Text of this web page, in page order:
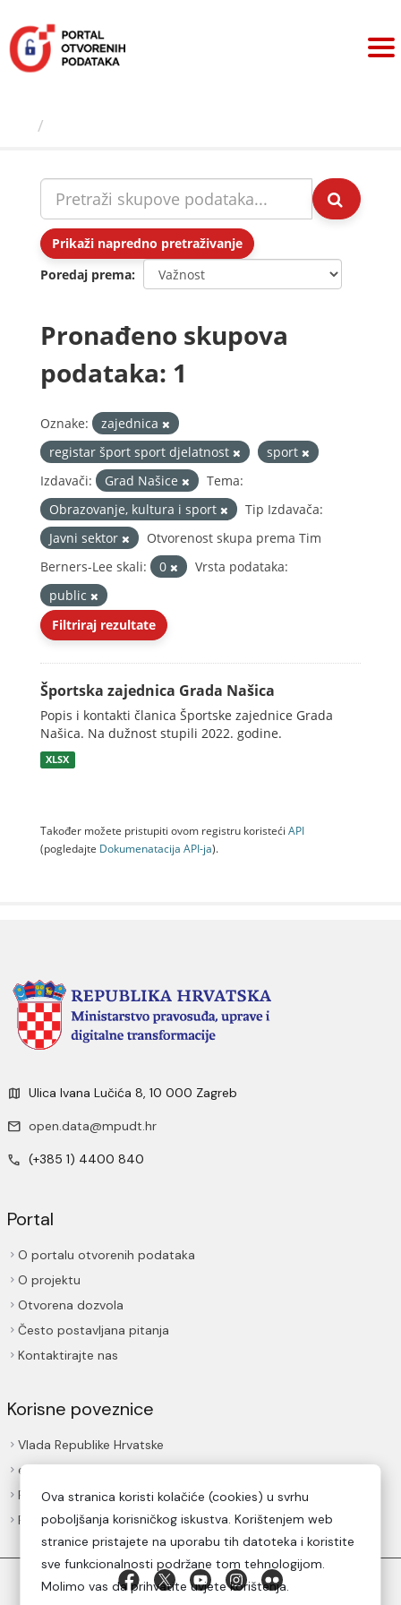
sadržaj
Prikaži napredno pretraživanje
Poredaj prema
Pronađeno skupova
podataka: 1
Oznake:
zajednica
registar šport sport djelatnost
sport
Izdavači:
Grad Našice
Tema:
Obrazovanje, kultura i sport
Tip Izdavača:
Javni sektor
Otvorenost skupa prema Tim
Berners-Lee skali:
0
Vrsta podataka:
public
Filtriraj rezultate
Športska zajednica Grada Našica
Popis i kontakti članica Športske zajednice Grada
Našica. Na dužnost stupili 2022. godine.
XLSX
Također možete pristupiti ovom registru koristeći API
(pogledajte Dokumenаtаcijа API-jа).